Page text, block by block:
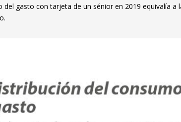
del gasto con tarjeta de un sénior en 2019 equivalía a